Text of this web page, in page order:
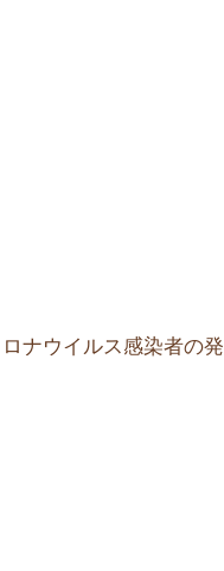
感染者の発生と対応について（第１報）